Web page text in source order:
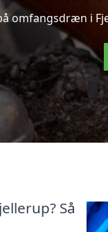
omfangsdræn i
Så